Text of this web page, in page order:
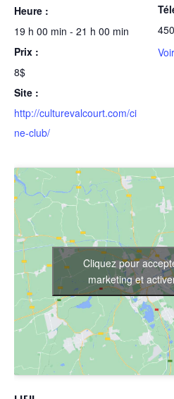
Heure :
19 h 00 min - 21 h 00 min
Prix :
8$
Site :
http://culturevalcourt.com/ci
ne-club/
Cliquez pour
marketing et